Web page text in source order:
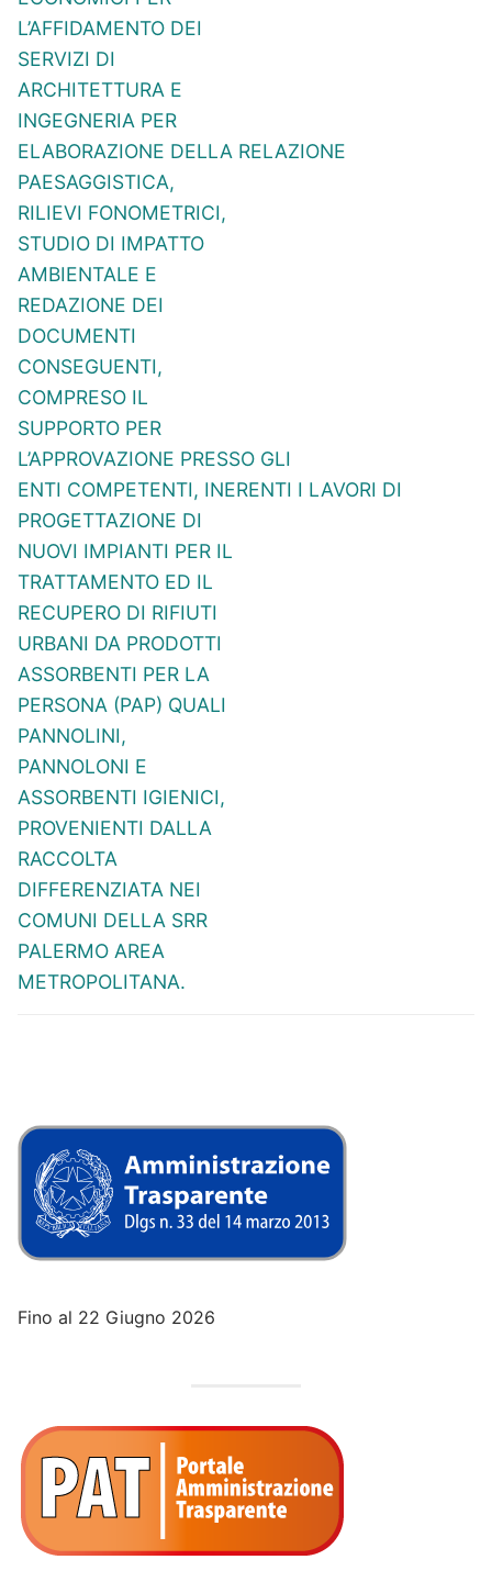
L’AFFIDAMENTO DEI
SERVIZI DI
ARCHITETTURA E
INGEGNERIA PER
ELABORAZIONE DELLA RELAZIONE
PAESAGGISTICA,
RILIEVI FONOMETRICI,
STUDIO DI IMPATTO
AMBIENTALE E
REDAZIONE DEI
DOCUMENTI
CONSEGUENTI,
COMPRESO IL
SUPPORTO PER
L’APPROVAZIONE PRESSO GLI
ENTI COMPETENTI, INERENTI I LAVORI DI
PROGETTAZIONE DI
NUOVI IMPIANTI PER IL
TRATTAMENTO ED IL
RECUPERO DI RIFIUTI
URBANI DA PRODOTTI
ASSORBENTI PER LA
PERSONA (PAP) QUALI
PANNOLINI,
PANNOLONI E
ASSORBENTI IGIENICI,
PROVENIENTI DALLA
RACCOLTA
DIFFERENZIATA NEI
COMUNI DELLA SRR
PALERMO AREA
METROPOLITANA.
Fino al 22 Giugno 2026